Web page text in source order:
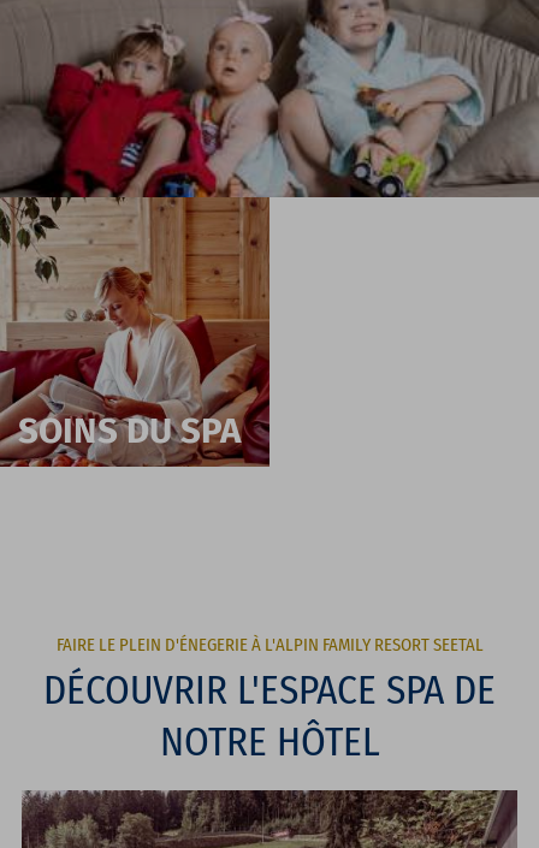
SOINS DU SPA
FAIRE LE PLEIN D'ÉNEGERIE À L'ALPIN FAMILY RESORT SEETAL
DÉCOUVRIR L'ESPACE SPA DE
NOTRE HÔTEL